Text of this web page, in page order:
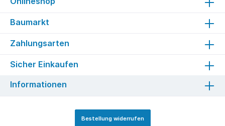
Baumarkt
Zahlungsarten
Sicher Einkaufen
Informationen
Bestellung widerrufen